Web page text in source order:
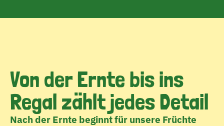
Von der Ernte bis ins
Regal zählt jedes Detail
Nach der Ernte beginnt für unsere Früchte